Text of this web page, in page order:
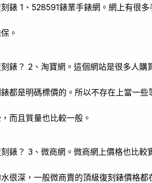
錶 1、528591錶業手錶網。網上有很
。
錶？ 2、淘寶網。這個網站是很多人
都是明碼標價的。所以不存在上當一
而且質量也比較一般。
錶？ 3、微商網。微商網上價格也比較
很深，一般微商賣的頂級復刻錶價格